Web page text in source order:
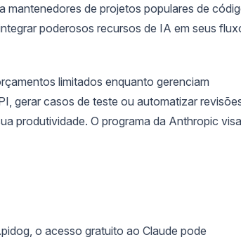
de projetos populares de
poderosos recursos de IA em seus
limitados enquanto gerenciam
gerar casos de teste ou automatizar
produtividade. O programa da Anthropic visa
o acesso gratuito ao Claude pode